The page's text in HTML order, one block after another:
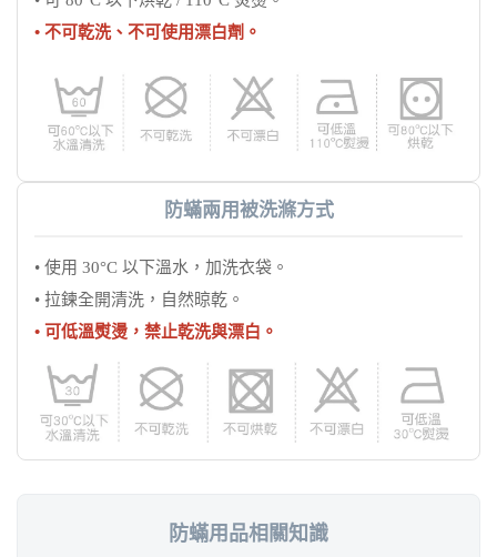
• 不可乾洗、不可使用漂白劑。
防蟎兩用被洗滌方式
• 使用 30°C 以下溫水，加洗衣袋。
• 拉鍊全開清洗，自然晾乾。
• 可低溫熨燙，禁止乾洗與漂白。
防蟎用品相關知識